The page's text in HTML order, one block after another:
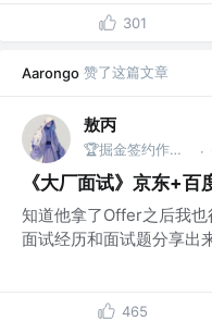
301
Aarongo 赞了这篇文章
敖丙
🏆掘金签约作者 @微信搜：敖丙 ·
《大厂面试》京东+
知道他拿了Offer之后我
面试经历和面试题分享出
465